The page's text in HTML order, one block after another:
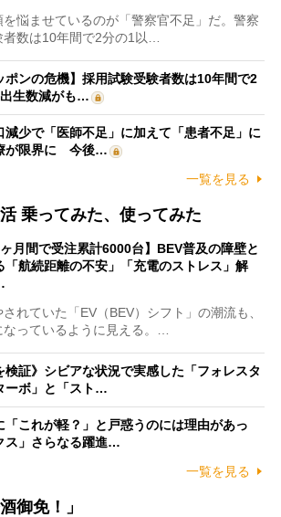
悩ませているのが「警察官不足」だ。警察
者数は10年間で2分の1以…
ポンの危機】採用試験受験者数は10年間で2
生数減がも…
減少で「医師不足」に加えて「患者不足」に
が限界に 今後…
一覧を見る
乗ってみた、使ってみた
ヶ月間で受注累計6000台】BEV普及の障壁と
「航続距離の不安」「充電のストレス」解
れていた「EV（BEV）シフト」の潮流も、
なっているように見える。…
検証》シビアな状況で実感した「フォレスタ
ボ」と「スト…
「これが軽？」と戸惑うのには理由があっ
」さらなる躍進…
一覧を見る
御免！」